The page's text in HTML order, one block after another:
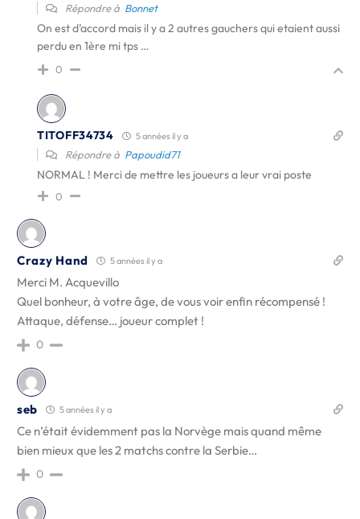
Répondre à Bonnet
On est d’accord mais il y a 2 autres gauchers qui etaient aussi
perdu en 1ère mi tps …
0
TITOFF34734 5 années il y a
Répondre à Papoudid71
NORMAL ! Merci de mettre les joueurs a leur vrai poste
0
Crazy Hand 5 années il y a
Merci M. Acquevillo
Quel bonheur, à votre âge, de vous voir enfin récompensé !
Attaque, défense… joueur complet !
0
seb 5 années il y a
Ce n’était évidemment pas la Norvège mais quand même
bien mieux que les 2 matchs contre la Serbie…
0